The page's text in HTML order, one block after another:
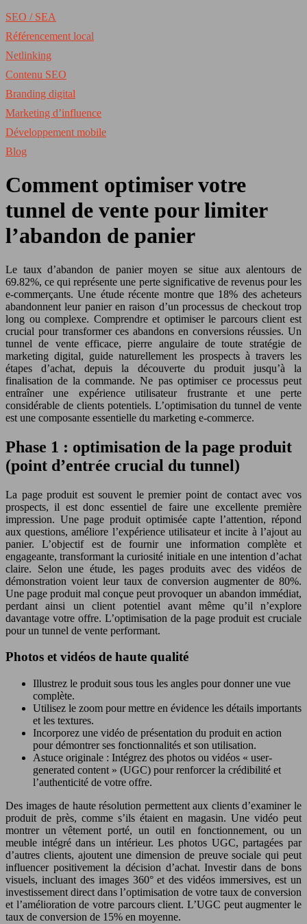
SEO / SEA
Référencement local
Netlinking
Contenu SEO
Branding digital
Marketing d’influence
Développement mobile
Blog
Comment optimiser votre
tunnel de vente pour limiter
l’abandon de panier
Le taux d’abandon de panier moyen se situe aux alentours de
69.82%, ce qui représente une perte significative de revenus pour les
e-commerçants. Une étude récente montre que 18% des acheteurs
abandonnent leur panier en raison d’un processus de checkout trop
long ou complexe. Comprendre et optimiser le parcours client est
crucial pour transformer ces abandons en conversions réussies. Un
tunnel de vente efficace, pierre angulaire de toute stratégie de
marketing digital, guide naturellement les prospects à travers les
étapes d’achat, depuis la découverte du produit jusqu’à la
finalisation de la commande. Ne pas optimiser ce processus peut
entraîner une expérience utilisateur frustrante et une perte
considérable de clients potentiels. L’optimisation du tunnel de vente
est une composante essentielle du marketing e-commerce.
Phase 1 : optimisation de la page produit
(point d’entrée crucial du tunnel)
La page produit est souvent le premier point de contact avec vos
prospects, il est donc essentiel de faire une excellente première
impression. Une page produit optimisée capte l’attention, répond
aux questions, améliore l’expérience utilisateur et incite à l’ajout au
panier. L’objectif est de fournir une information complète et
engageante, transformant la curiosité initiale en une intention d’achat
claire. Selon une étude, les pages produits avec des vidéos de
démonstration voient leur taux de conversion augmenter de 80%.
Une page produit mal conçue peut provoquer un abandon immédiat,
perdant ainsi un client potentiel avant même qu’il n’explore
davantage votre offre. L’optimisation de la page produit est cruciale
pour un tunnel de vente performant.
Photos et vidéos de haute qualité
Illustrez le produit sous tous les angles pour donner une vue
complète.
Utilisez le zoom pour mettre en évidence les détails importants
et les textures.
Incorporez une vidéo de présentation du produit en action
pour démontrer ses fonctionnalités et son utilisation.
Astuce originale : Intégrez des photos ou vidéos « user-
generated content » (UGC) pour renforcer la crédibilité et
l’authenticité de votre offre.
Des images de haute résolution permettent aux clients d’examiner le
produit de près, comme s’ils étaient en magasin. Une vidéo peut
montrer un vêtement porté, un outil en fonctionnement, ou un
meuble intégré dans un intérieur. Les photos UGC, partagées par
d’autres clients, ajoutent une dimension de preuve sociale qui peut
influencer positivement la décision d’achat. Investir dans de bons
visuels, incluant des images 360° et des vidéos immersives, est un
investissement direct dans l’optimisation de votre taux de conversion
et l’amélioration de votre parcours client. L’UGC peut augmenter le
taux de conversion de 15% en moyenne.